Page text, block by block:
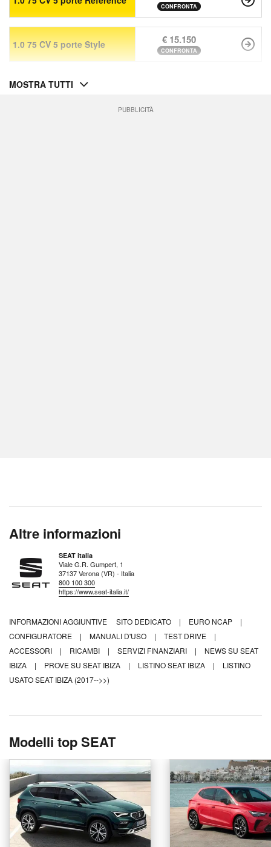
CONFRONTA
1.0 75 CV 5 porte Style € 15.150
CONFRONTA
MOSTRA TUTTI
PUBBLICITÀ
Altre informazioni
SEAT italia
Viale G.R. Gumpert, 1
37137 Verona (VR) - Italia
800 100 300
https://www.seat-italia.it/
INFORMAZIONI AGGIUNTIVE SITO DEDICATO | EURO NCAP
|
CONFIGURATORE
| MANUALI D'USO | TEST DRIVE
|
ACCESSORI
| RICAMBI | SERVIZI FINANZIARI |
NEWS SU SEAT
IBIZA
| PROVE SU SEAT IBIZA | LISTINO SEAT IBIZA |
LISTINO
USATO SEAT IBIZA (2017-->>)
Modelli top SEAT